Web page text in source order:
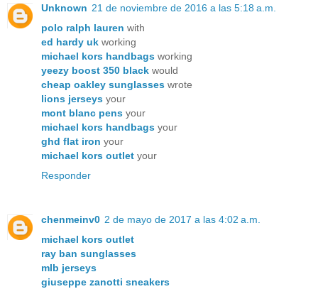
Unknown 21 de noviembre de 2016 a las 5:18 a.m.
polo ralph lauren with
ed hardy uk working
michael kors handbags working
yeezy boost 350 black would
cheap oakley sunglasses wrote
lions jerseys your
mont blanc pens your
michael kors handbags your
ghd flat iron your
michael kors outlet your
Responder
chenmeinv0 2 de mayo de 2017 a las 4:02 a.m.
michael kors outlet
ray ban sunglasses
mlb jerseys
giuseppe zanotti sneakers